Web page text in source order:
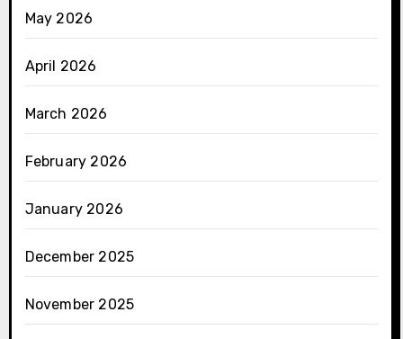
May 2026
April 2026
March 2026
February 2026
January 2026
December 2025
November 2025